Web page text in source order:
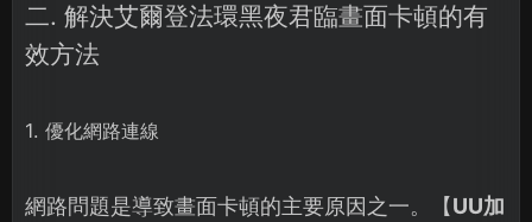
二. 解決艾爾登法環黑夜君臨畫面卡頓的有
效方法
1. 優化網路連線
網路問題是導致畫面卡頓的主要原因之一。【UU加